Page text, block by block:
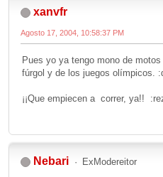
xanvfr
Agosto 17, 2004, 10:58:37 PM
Pues yo ya tengo mono de
fúrgol y de los juegos olímpicos.
¡¡Que empiecen a correr, ya!!
Nebari ExModereitor